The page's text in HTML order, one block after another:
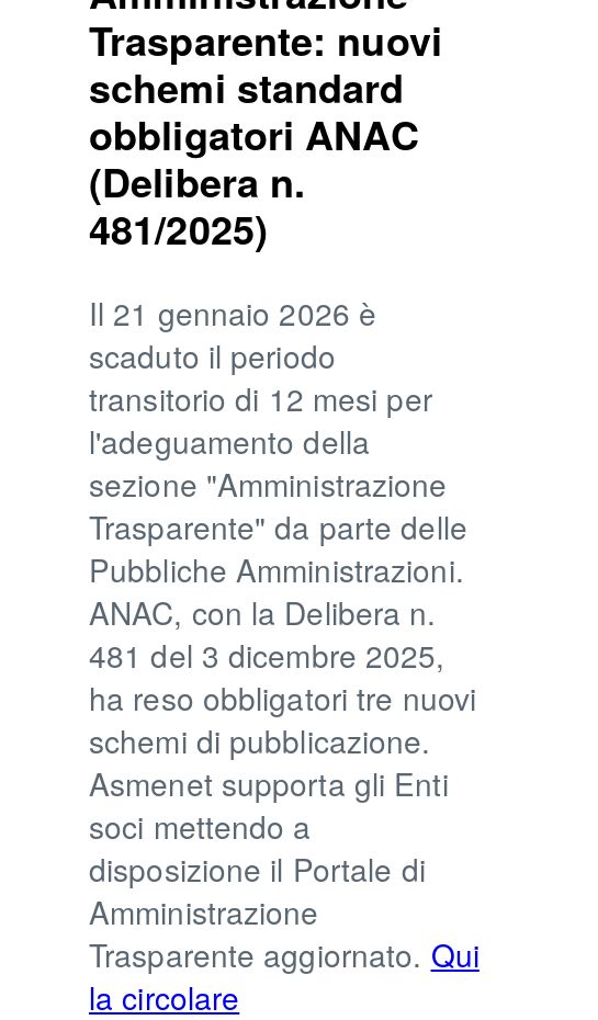
Trasparente: nuovi
schemi standard
obbligatori ANAC
(Delibera n.
481/2025)
Il 21 gennaio 2026 è
scaduto il periodo
transitorio di 12 mesi per
l'adeguamento della
sezione "Amministrazione
Trasparente" da parte delle
Pubbliche Amministrazioni.
ANAC, con la Delibera n.
481 del 3 dicembre 2025,
ha reso obbligatori tre nuovi
schemi di pubblicazione.
Asmenet supporta gli Enti
soci mettendo a
disposizione il Portale di
Amministrazione
Trasparente aggiornato. Qui
la circolare